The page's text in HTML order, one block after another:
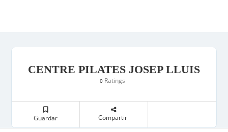
CENTRE PILATES JOSEP LLUIS
0 Ratings
Guardar Compartir